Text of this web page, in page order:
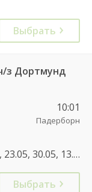
Выбрать
з Дортмунд
10:01
Падерборн
04.04, 18.04, 25.04, 02.05, 09.05, 16.05, 23.05, 30.05, 13.06, 23.06, 30.06, 04.07, 11.07, 14.07, 28.07, 08.08, 15.08, 22.08, 06.09, 17.10, 02.05, 31.07, 13.07, 17.07, 07.08, 21.08, 24.08
Выбрать